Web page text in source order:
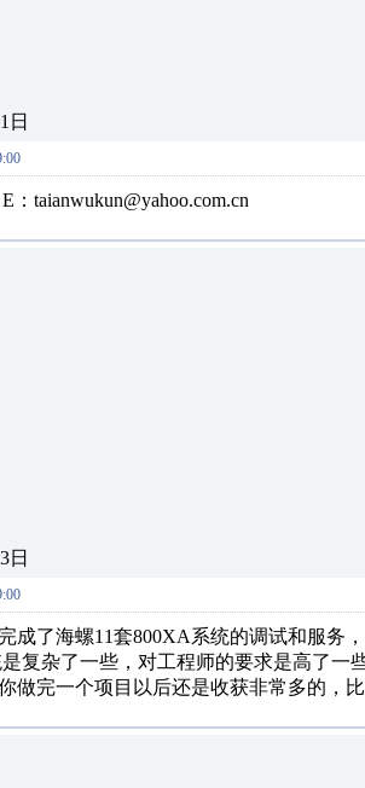
日
taianwukun@yahoo.com.cn
日
成了海螺11套800XA系统的调试和服务
复杂了一些，对工程师的要求是高了
做完一个项目以后还是收获非常多的，